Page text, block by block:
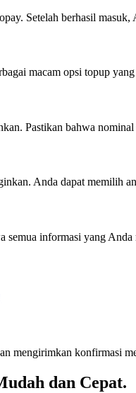
Setelah berhasil
macam opsi topup
Pastikan bahwa
Anda dapat memilih
informasi yang
mengirimkan konfirmasi
dan Cepat.